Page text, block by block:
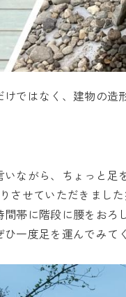
ではなく、建物の
ながら、ちょっと
させていただきました
帯に階段に腰をお
一度足を運んでみて